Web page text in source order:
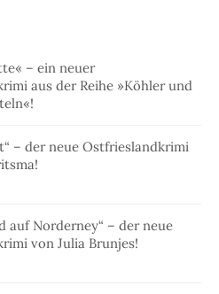
– ein neuer
aus der Reihe »Köhler und
– der neue Ostfrieslandkrimi
auf Norderney“ – der neue
von Julia Brunjes!